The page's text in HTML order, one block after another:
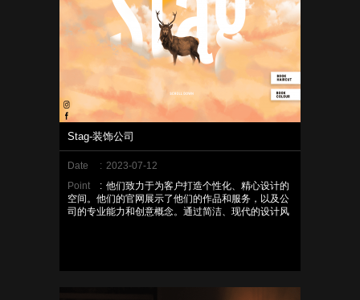
Stag-装饰公司
Date : 2023-07-12
Point
: 他们致力于为客户打造个性化、精心设计的
空间。他们的官网展示了他们的作品和服务，以及公
司的专业能力和创意概念。通过简洁、现代的设计风